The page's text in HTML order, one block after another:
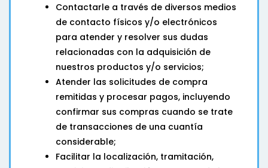
Contactarle a través de diversos medios
de contacto físicos y/o electrónicos
para atender y resolver sus dudas
relacionadas con la adquisición de
nuestros productos y/o servicios;
Atender las solicitudes de compra
remitidas y procesar pagos, incluyendo
confirmar sus compras cuando se trate
de transacciones de una cuantía
considerable;
Facilitar la localización, tramitación,